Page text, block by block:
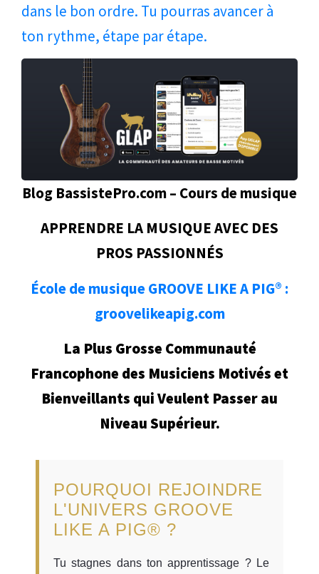
dans le bon ordre. Tu pourras avancer à
ton rythme, étape par étape.
Blog BassistePro.com – Cours de musique
APPRENDRE LA MUSIQUE AVEC DES
PROS PASSIONNÉS
École de musique GROOVE LIKE A PIG® :
groovelikeapig.com
La Plus Grosse Communauté
Francophone des Musiciens Motivés et
Bienveillants qui Veulent Passer au
Niveau Supérieur.
POURQUOI REJOINDRE
L'UNIVERS GROOVE
LIKE A PIG® ?
Tu stagnes dans ton apprentissage ? Le